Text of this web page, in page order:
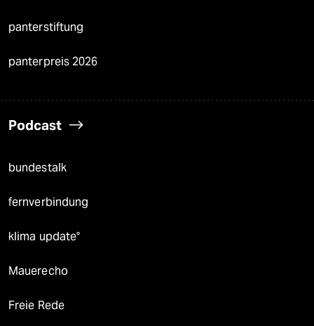
panterstiftung
panterpreis 2026
Podcast
bundestalk
fernverbindung
klima update°
Mauerecho
Freie Rede